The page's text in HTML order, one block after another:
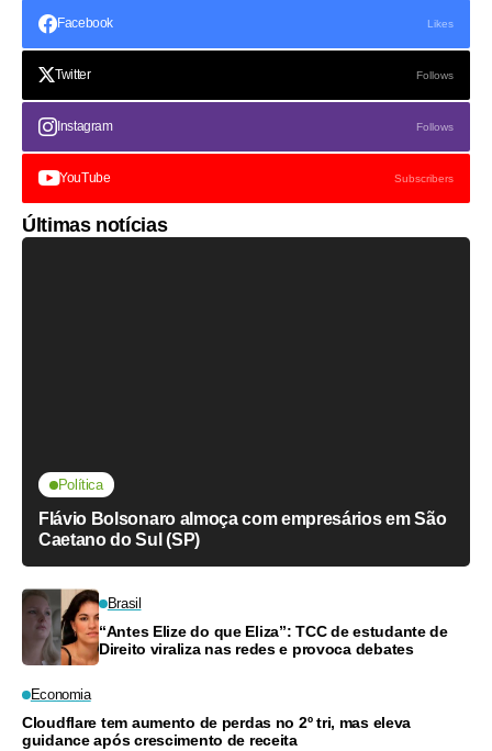
Facebook Likes
Twitter Follows
Instagram Follows
YouTube Subscribers
Últimas notícias
Política
Flávio Bolsonaro almoça com empresários em São
Caetano do Sul (SP)
Brasil
“Antes Elize do que Eliza”: TCC de estudante de
Direito viraliza nas redes e provoca debates
Economia
Cloudflare tem aumento de perdas no 2º tri, mas eleva
guidance após crescimento de receita